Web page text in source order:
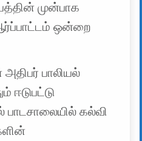
முன்பாக
ஒன்றை
பாலியல்
ஈடுபட்டு
கல்வி